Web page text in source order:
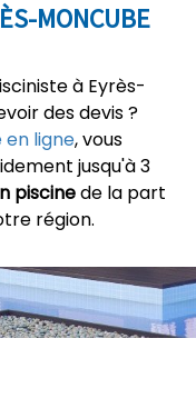
MONCUBE
à Eyrès-
des devis ?
ligne, vous
jusqu'à 3
piscinede la part
région.